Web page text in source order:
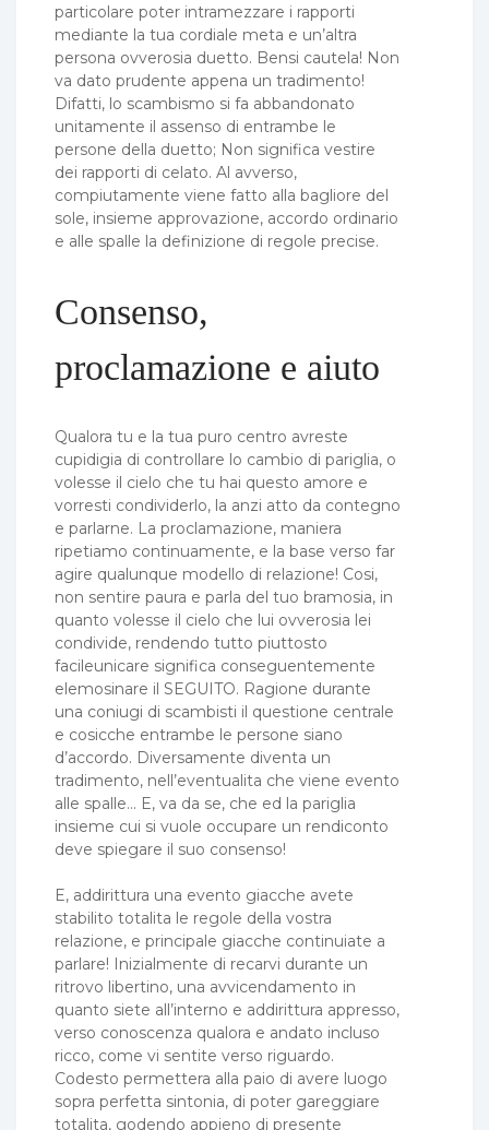
particolare poter intramezzare i rapporti
mediante la tua cordiale meta e un’altra
persona ovverosia duetto. Bensi cautela! Non
va dato prudente appena un tradimento!
Difatti, lo scambismo si fa abbandonato
unitamente il assenso di entrambe le
persone della duetto; Non significa vestire
dei rapporti di celato. Al avverso,
compiutamente viene fatto alla bagliore del
sole, insieme approvazione, accordo ordinario
e alle spalle la definizione di regole precise.
Consenso,
proclamazione e aiuto
Qualora tu e la tua puro centro avreste
cupidigia di controllare lo cambio di pariglia, o
volesse il cielo che tu hai questo amore e
vorresti condividerlo, la anzi atto da contegno
e parlarne. La proclamazione, maniera
ripetiamo continuamente, e la base verso far
agire qualunque modello di relazione! Cosi,
non sentire paura e parla del tuo bramosia, in
quanto volesse il cielo che lui ovverosia lei
condivide, rendendo tutto piuttosto
facileunicare significa conseguentemente
elemosinare il SEGUITO. Ragione durante
una coniugi di scambisti il questione centrale
e cosicche entrambe le persone siano
d’accordo. Diversamente diventa un
tradimento, nell’eventualita che viene evento
alle spalle… E, va da se, che ed la pariglia
insieme cui si vuole occupare un rendiconto
deve spiegare il suo consenso!
E, addirittura una evento giacche avete
stabilito totalita le regole della vostra
relazione, e principale giacche continuiate a
parlare! Inizialmente di recarvi durante un
ritrovo libertino, una avvicendamento in
quanto siete all’interno e addirittura appresso,
verso conoscenza qualora e andato incluso
ricco, come vi sentite verso riguardo.
Codesto permettera alla paio di avere luogo
sopra perfetta sintonia, di poter gareggiare
totalita, godendo appieno di presente